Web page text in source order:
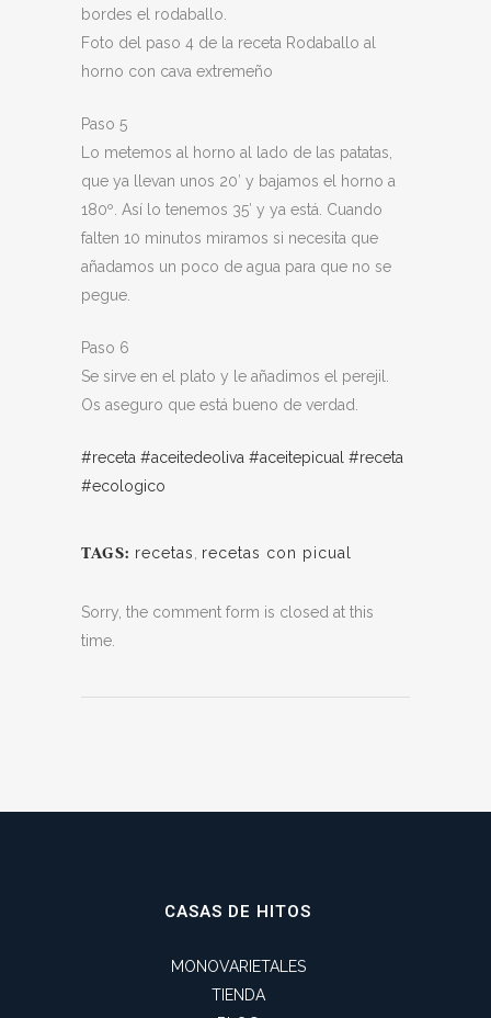
bordes el rodaballo.
Foto del paso 4 de la receta Rodaballo al
horno con cava extremeño
Paso 5
Lo metemos al horno al lado de las patatas,
que ya llevan unos 20′ y bajamos el horno a
180º. Así lo tenemos 35′ y ya está. Cuando
falten 10 minutos miramos si necesita que
añadamos un poco de agua para que no se
pegue.
Paso 6
Se sirve en el plato y le añadimos el perejil.
Os aseguro que está bueno de verdad.
#receta #aceitedeoliva #aceitepicual #receta
#ecologico
TAGS: recetas recetas con picual
Sorry, the comment form is closed at this
time.
CASAS DE HITOS
MONOVARIETALES
TIENDA